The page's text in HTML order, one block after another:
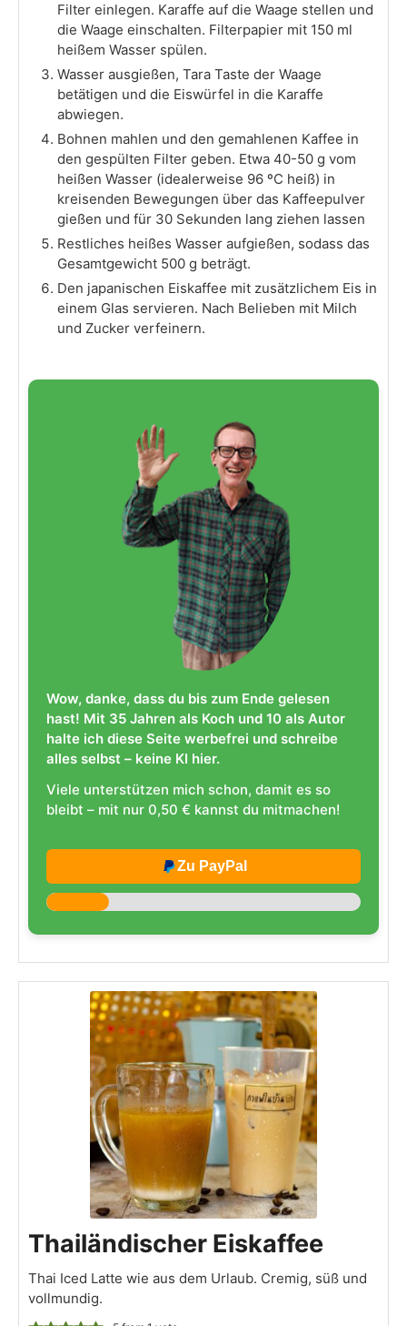
Filter einlegen. Karaffe auf die Waage stellen und
die Waage einschalten. Filterpapier mit 150 ml
heißem Wasser spülen.
Wasser ausgießen, Tara Taste der Waage
betätigen und die Eiswürfel in die Karaffe
abwiegen.
Bohnen mahlen und den gemahlenen Kaffee in
den gespülten Filter geben. Etwa 40-50 g vom
heißen Wasser (idealerweise 96 ºC heiß) in
kreisenden Bewegungen über das Kaffeepulver
gießen und für 30 Sekunden lang ziehen lassen
Restliches heißes Wasser aufgießen, sodass das
Gesamtgewicht 500 g beträgt.
Den japanischen Eiskaffee mit zusätzlichem Eis in
einem Glas servieren. Nach Belieben mit Milch
und Zucker verfeinern.
Wow, danke, dass du bis zum Ende gelesen
hast! Mit 35 Jahren als Koch und 10 als Autor
halte ich diese Seite werbefrei und schreibe
alles selbst – keine KI hier.
Viele unterstützen mich schon, damit es so
bleibt – mit nur 0,50 € kannst du mitmachen!
Zu PayPal
Thailändischer Eiskaffee
Thai Iced Latte wie aus dem Urlaub. Cremig, süß und
vollmundig.